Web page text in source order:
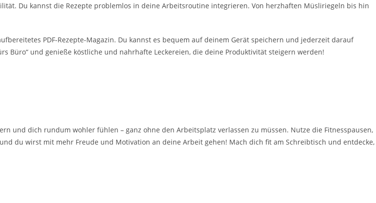
Du kannst die Rezepte problemlos in deine Arbeitsroutine integrieren. Von herzhaften Müsliriegeln bis hin
PDF-Rezepte-Magazin. Du kannst es bequem auf deinem Gerät speichern und jederzeit darauf
Büro“ und genieße köstliche und nahrhafte Leckereien, die deine Produktivität steigern werden!
und dich rundum wohler fühlen – ganz ohne den Arbeitsplatz verlassen zu müssen. Nutze die Fitnesspausen,
du wirst mit mehr Freude und Motivation an deine Arbeit gehen! Mach dich fit am Schreibtisch und entdecke,